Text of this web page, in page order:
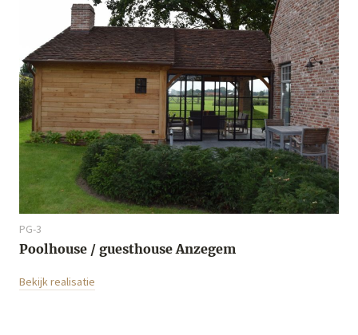
PG-3
Poolhouse / guesthouse Anzegem
Bekijk realisatie